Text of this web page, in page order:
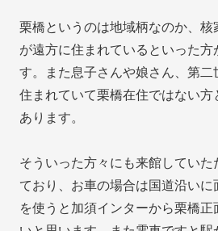
栗橋というのは地域柄なのか、
が遠方に住まれているといった方
す。また息子さんや娘さん、第
住まれていて栗橋在住ではない
あります。
そういった方々にも来館してい
ており、お車の場合は国道沿い
を使うと加須インターから栗橋